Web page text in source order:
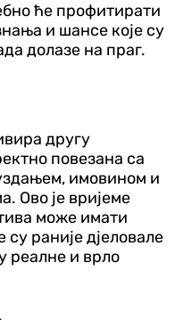
ће профитирати
и шансе које су
долазе на праг.
другу
повезана са
имовином и
Ово је вријеме
може имати
су раније дјеловале
реалне и врло